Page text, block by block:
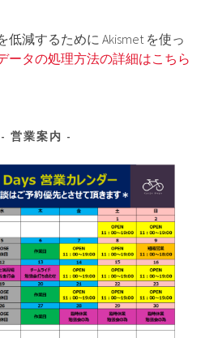
低減するために Akismet を使っ
ータの処理方法の詳細はこちら
営業案内